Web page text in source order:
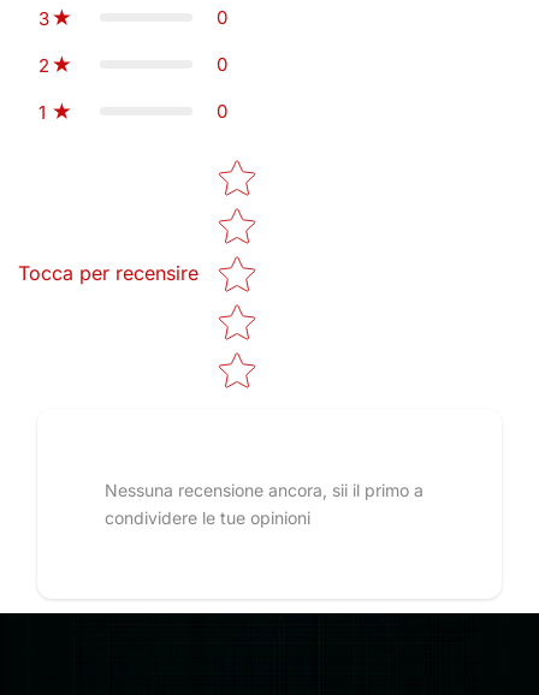
3 0
2 0
1 0
Tocca per recensire
Star rating
Nessuna recensione ancora, sii il primo a
condividere le tue opinioni